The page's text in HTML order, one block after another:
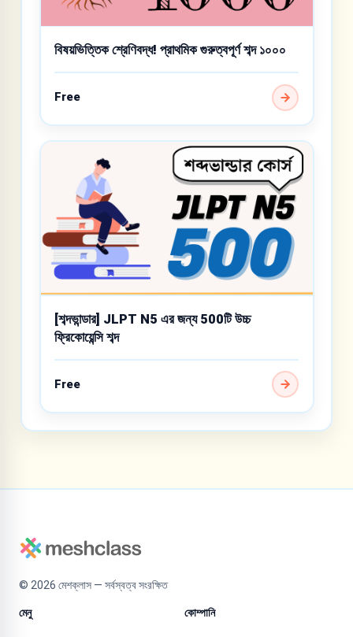
বিষয়ভিত্তিক শ্রেণিবদ্ধ! প্রাথমিক গুরুত্বপূর্ণ শব্দ ১০০০
Free
[শব্দভান্ডার] JLPT N5 এর জন্য 500টি উচ্চ
ফ্রিকোয়েন্সি শব্দ
Free
© 2026 মেশক্লাস — সর্বস্বত্ব সংরক্ষিত
মেনু কোম্পানি